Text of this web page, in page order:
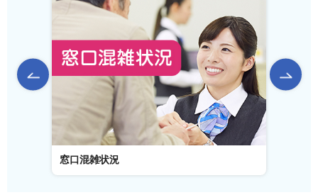
前のスライドを表示
窓口混雑状況